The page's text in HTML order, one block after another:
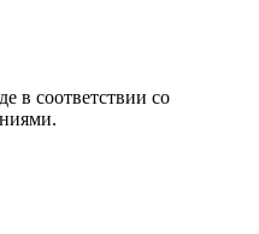
в соответствии со